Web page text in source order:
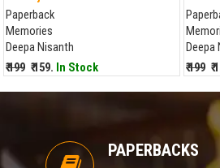
Paperback
Memories
Deepa Nisanth
₹ 199 ₹ 159. In Stock
Deepa
₹ 199 ₹
PAPERBACKS